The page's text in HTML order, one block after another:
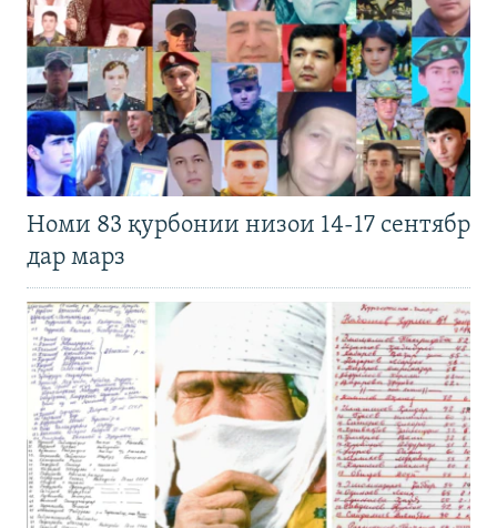
Номи 83 қурбонии низои 14-17 сентябр
дар марз